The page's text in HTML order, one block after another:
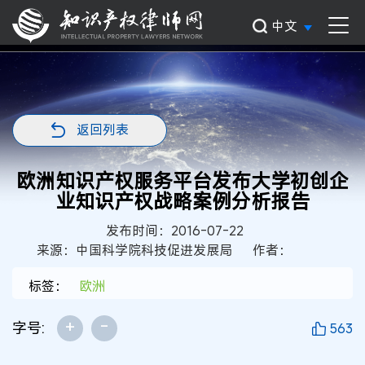
中文
返回列表
欧洲知识产权服务平台发布大学初创企
业知识产权战略案例分析报告
发布时间：2016-07-22
来源：中国科学院科技促进发展局
作者：
标签：
欧洲
字号: + - 563